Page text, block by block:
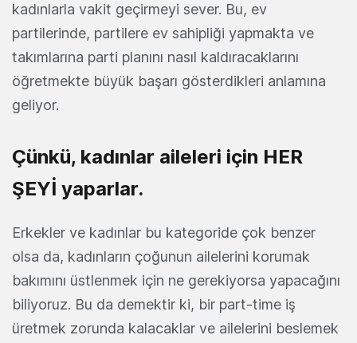
kadınlarla vakit geçirmeyi sever. Bu, ev
partilerinde, partilere ev sahipliği yapmakta ve
takımlarına parti planını nasıl kaldıracaklarını
öğretmekte büyük başarı gösterdikleri anlamına
geliyor.
Çünkü, kadınlar aileleri için HER
ŞEYİ yaparlar.
Erkekler ve kadınlar bu kategoride çok benzer
olsa da, kadınların çoğunun ailelerini korumak
bakımını üstlenmek için ne gerekiyorsa yapacağını
biliyoruz. Bu da demektir ki, bir part-time iş
üretmek zorunda kalacaklar ve ailelerini beslemek